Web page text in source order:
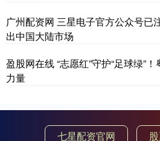
广州配资网 三星电子官方公众号已
出中国大陆市场
盈股网在线 “志愿红”守护“足球绿”
力量
七星配资官网